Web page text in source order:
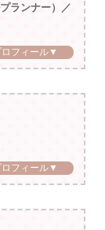
ランナー）／
ロフィール▼
ロフィール▼